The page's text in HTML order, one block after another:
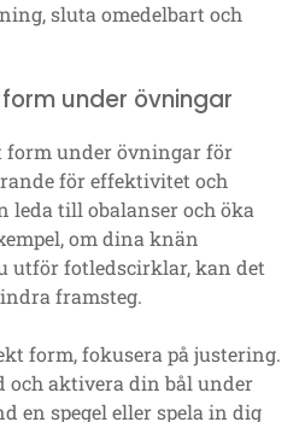
sluta omedelbart och
under övningar
under övningar för
för effektivitet och
leda till obalanser och öka
om dina knän
utför fotledscirklar, kan det
framsteg.
form, fokusera på justering.
och aktivera din bål under
en spegel eller spela in dig